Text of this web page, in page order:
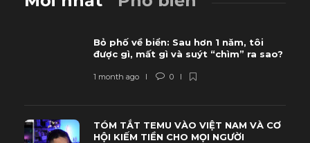
Bỏ phố về biển: Sau hơn 1 năm, tôi
được gì, mất gì và suýt “chìm” ra sao?
1 month ago 0
TÓM TẮT TEMU VÀO VIỆT NAM VÀ CƠ
HỘI KIẾM TIỀN CHO MỌI NGƯỜI